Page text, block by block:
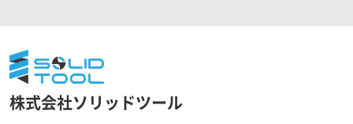
株式会社ソリッドツール